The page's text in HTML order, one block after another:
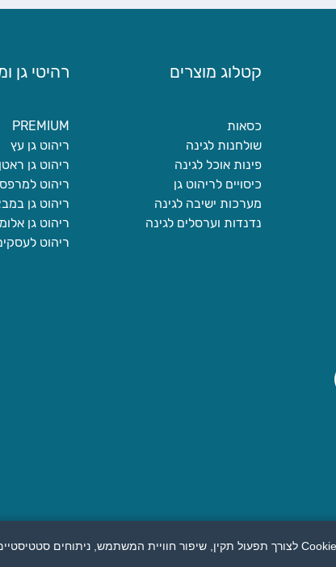
קטלוג מוצרים
כסאות
שולחנות לגינה
פינות אוכל לגינה
כיסויים לריהוט גן
מערכות ישיבה לגינה
נדנדות וערסלים לגינה
רהיטי גן
PREMIUM
ריהוט גן עץ
ריהוט גן ראטן
ריהוט
ריהוט גן
ריהוט גן
ריהוט